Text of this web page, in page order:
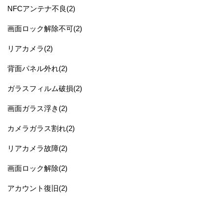
NFCアンテナ不良(2)
画面ロック解除不可(2)
リアカメラ(2)
背面パネル外れ(2)
ガラスフィルム破損(2)
画面ガラス浮き(2)
カメラガラス割れ(2)
リアカメラ故障(2)
画面ロック解除(2)
アカウント復旧(2)